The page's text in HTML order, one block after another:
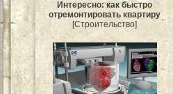
Интересно: как быстро
отремонтировать квартиру
[Строительство]